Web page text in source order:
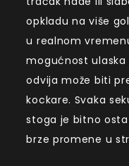
opkladu na više
u realnom
mogućnost ulaska
odvija može biti
kockare. Svaka
stoga je bitno
brze promene u